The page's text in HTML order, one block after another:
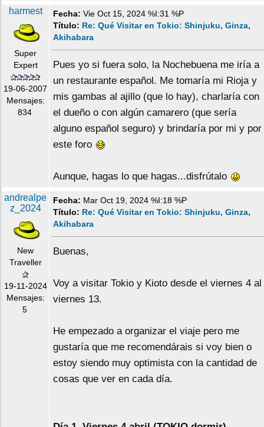
harmest
Super
Expert
19-06-2007
Mensajes:
834
Fecha: Vie Oct 15, 2024 %I:31 %P
Título: Re: Qué Visitar en Tokio: Shinjuku, Ginza,
Akihabara
Pues yo si fuera solo, la Nochebuena me iría a
un restaurante español. Me tomaría mi Rioja y
mis gambas al ajillo (que lo hay), charlaría con
el dueño o con algún camarero (que sería
alguno español seguro) y brindaría por mi y por
este foro
Aunque, hagas lo que hagas...disfrútalo
andrealpe
z_2024
New
Traveller
19-11-2024
Mensajes:
5
Fecha: Mar Oct 19, 2024 %I:18 %P
Título: Re: Qué Visitar en Tokio: Shinjuku, Ginza,
Akihabara
Buenas,
Voy a visitar Tokio y Kioto desde el viernes 4 al
viernes 13.
He empezado a organizar el viaje pero me
gustaría que me recomendárais si voy bien o
estoy siendo muy optimista con la cantidad de
cosas que ver en cada día.